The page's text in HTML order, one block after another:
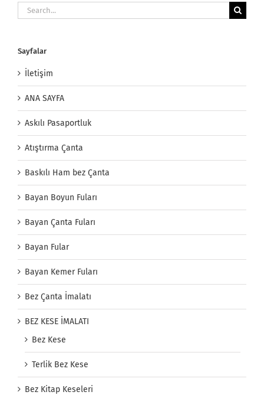
Search
for:
Sayfalar
İletişim
ANA SAYFA
Askılı Pasaportluk
Atıştırma Çanta
Baskılı Ham bez Çanta
Bayan Boyun Fuları
Bayan Çanta Fuları
Bayan Fular
Bayan Kemer Fuları
Bez Çanta İmalatı
BEZ KESE İMALATI
Bez Kese
Terlik Bez Kese
Bez Kitap Keseleri